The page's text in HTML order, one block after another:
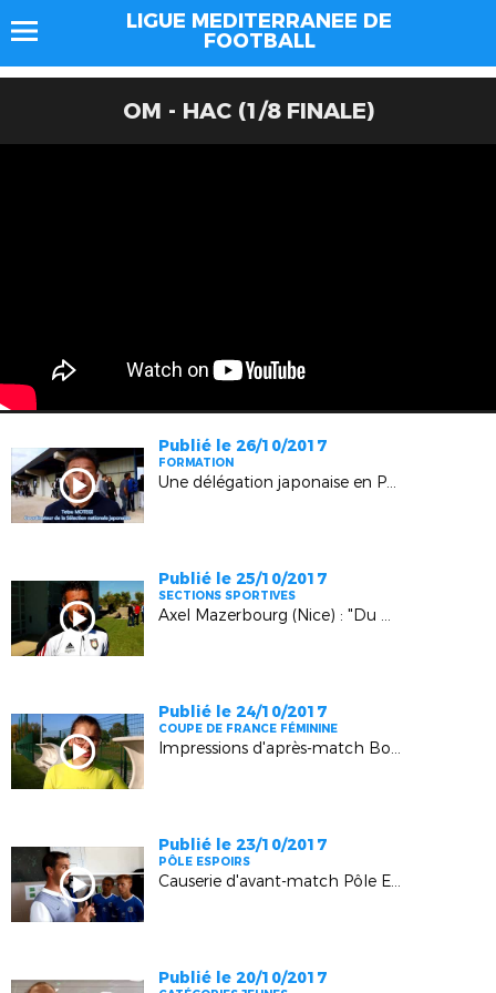
LIGUE MEDITERRANEE DE
FOOTBALL
OM - HAC (1/8 FINALE)
Publié le 26/10/2017
FORMATION
Une délégation japonaise en Provence
Publié le 25/10/2017
SECTIONS SPORTIVES
Axel Mazerbourg (Nice) : "Du bon travail en sections"
Publié le 24/10/2017
COUPE DE FRANCE FÉMININE
Impressions d'après-match Bouc Bel Air-Rousset
Publié le 23/10/2017
PÔLE ESPOIRS
Causerie d'avant-match Pôle Espoirs U15 - OM U15
Publié le 20/10/2017